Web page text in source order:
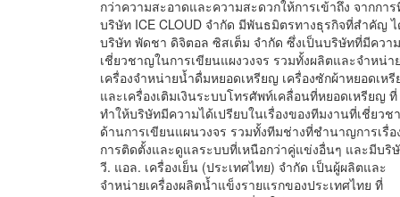
กว่าความสะอาดและความสะดวกให้การเข้าถึง จากกา
บริษัท ICE CLOUD จำกัด มีพันธมิตรทางธุรกิจที่สำคัญ
บริษัท พัดชา ดิจิตอล ซิสเต็ม จำกัด ซึ่งเป็นบริษัทที่มีความ
เชี่ยวชาญในการเขียนแผงวงจร รวมทั้งผลิตและจำหน่า
เครื่องจำหน่ายน้ำดื่มหยอดเหรียญ เครื่องซักผ้าหยอดเห
และเครื่องเติมเงินระบบโทรศัพท์เคลื่อนที่หยอดเหรียญ ที่
ทำให้บริษัทมีความได้เปรียบในเรื่องของทีมงานที่เชี่ยวช
ด้านการเขียนแผนวงจร รวมทั้งทีมช่างที่ชำนาญการเรื่อ
การติดตั้งและดูแลระบบที่เหนือกว่าคู่แข่งอื่นๆ และมีบริ
วี. แอล. เครื่องเย็น (ประเทศไทย) จำกัด เป็นผู้ผลิตและ
จำหน่ายเครื่องผลิตน้ำแข็งรายแรกของประเทศไทย ที่